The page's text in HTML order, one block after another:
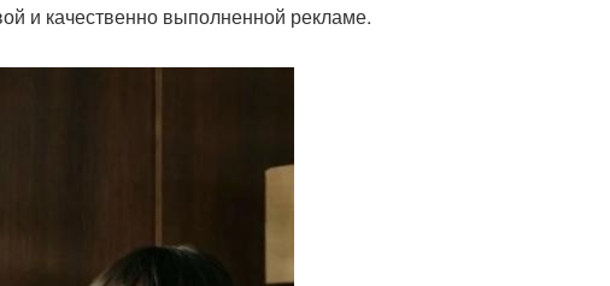
и качественно выполненной рекламе.